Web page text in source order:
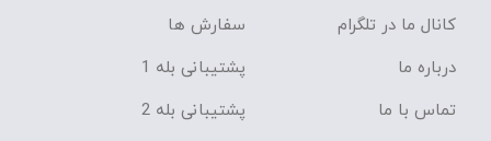
کانال ما در تلگرام
درباره ما
تماس با ما
سفارش ها
پشتیبانی بله 1
پشتیبانی بله 2